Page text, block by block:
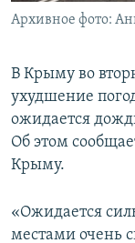
ELIFBE
Все сайты
Архивное фото:
В Крыму во
ухудшение
ожидается
Об этом
Крыму.
«Ожидается
местами очень